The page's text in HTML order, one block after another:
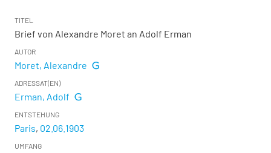
TITEL
Brief von Alexandre Moret an Adolf Erman
AUTOR
Moret, Alexandre
ADRESSAT(EN)
Erman, Adolf
ENTSTEHUNG
Paris, 02.06.1903
UMFANG